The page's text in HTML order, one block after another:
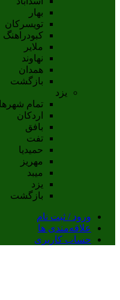
بهار
تويسرکان
کبودراهنگ
ملاير
نهاوند
همدان
بازگشت
یزد
تمام شهر‌ها
اردکان
بافق
تفت
حميديا
مهریز
ميبد
يزد
بازگشت
ورود / ثبت نام
علاقه‌مندی ها
حساب کاربری